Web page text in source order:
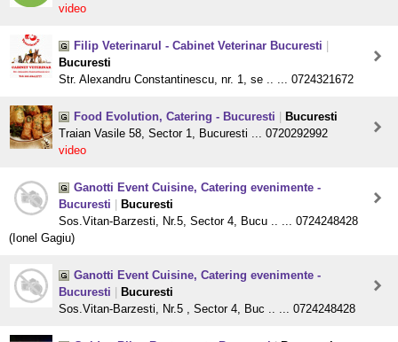
video
Filip Veterinarul - Cabinet Veterinar Bucuresti
Bucuresti
Str. Alexandru Constantinescu, nr. 1, se .. ... 0724321672
Food Evolution, Catering - Bucuresti
Bucuresti
Traian Vasile 58, Sector 1, Bucuresti ... 0720292992
video
Ganotti Event Cuisine, Catering evenimente -
Bucuresti
Bucuresti
Sos.Vitan-Barzesti, Nr.5, Sector 4, Bucu .. ... 0724248428
(Ionel Gagiu)
Ganotti Event Cuisine, Catering evenimente -
Bucuresti
Bucuresti
Sos.Vitan-Barzesti, Nr.5 , Sector 4, Buc .. ... 0724248428